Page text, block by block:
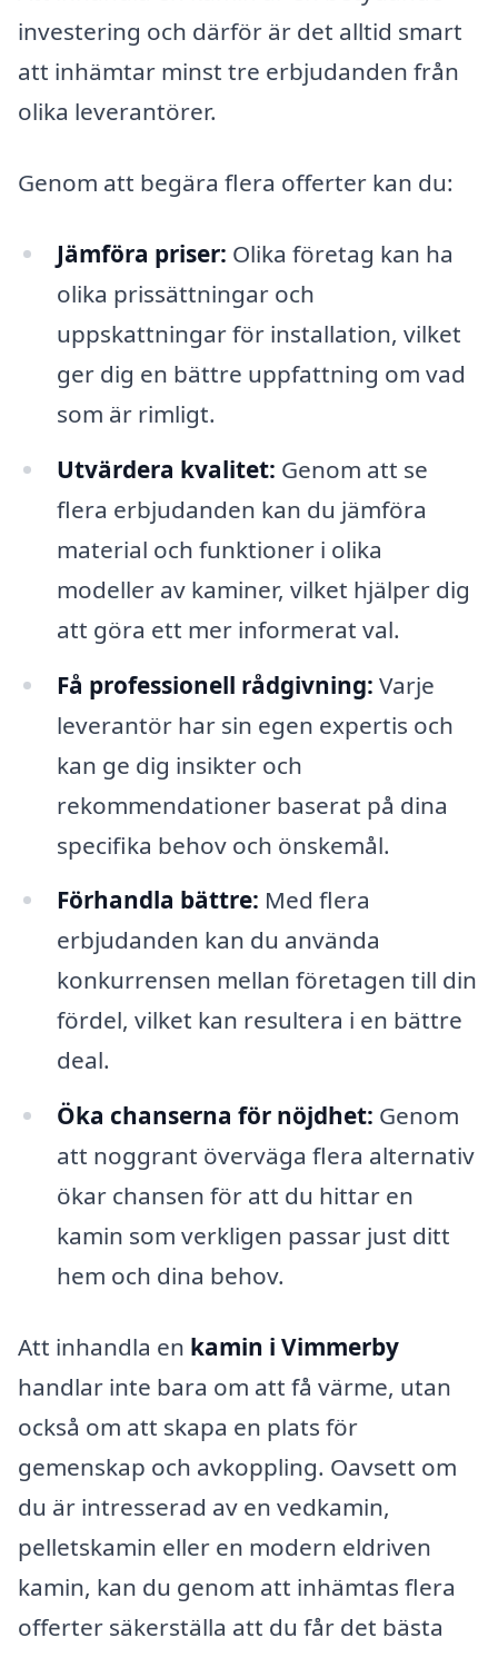
investering och därför är det alltid smart
att inhämtar minst tre erbjudanden från
olika leverantörer.
Genom att begära flera offerter kan du:
Jämföra priser: Olika företag kan ha
olika prissättningar och
uppskattningar för installation, vilket
ger dig en bättre uppfattning om vad
som är rimligt.
Utvärdera kvalitet: Genom att se
flera erbjudanden kan du jämföra
material och funktioner i olika
modeller av kaminer, vilket hjälper dig
att göra ett mer informerat val.
Få professionell rådgivning: Varje
leverantör har sin egen expertis och
kan ge dig insikter och
rekommendationer baserat på dina
specifika behov och önskemål.
Förhandla bättre: Med flera
erbjudanden kan du använda
konkurrensen mellan företagen till din
fördel, vilket kan resultera i en bättre
deal.
Öka chanserna för nöjdhet: Genom
att noggrant överväga flera alternativ
ökar chansen för att du hittar en
kamin som verkligen passar just ditt
hem och dina behov.
Att inhandla en kamin i Vimmerby
handlar inte bara om att få värme, utan
också om att skapa en plats för
gemenskap och avkoppling. Oavsett om
du är intresserad av en vedkamin,
pelletskamin eller en modern eldriven
kamin, kan du genom att inhämtas flera
offerter säkerställa att du får det bästa